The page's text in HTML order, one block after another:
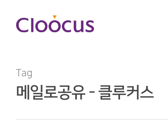
Hit enter to search or ESC to close
Tag
메일로공유 - 클루커스